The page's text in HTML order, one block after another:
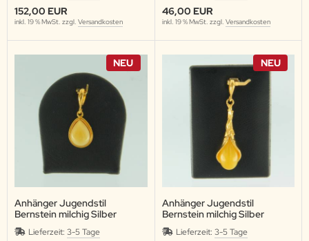
152,00 EUR
inkl. 19 % MwSt. zzgl. Versandkosten
46,00 EUR
inkl. 19 % MwSt. zzgl. Versandkosten
NEU
Anhänger Jugendstil
Bernstein milchig Silber
vergoldet
Lieferzeit: 3-5 Tage
NEU
Anhänger Jugendstil
Bernstein milchig Silber
vergoldet
Lieferzeit: 3-5 Tage